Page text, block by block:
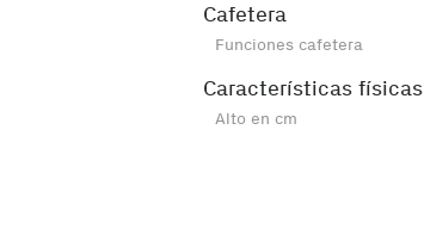
Cafetera
Funciones cafetera
Características físicas
Alto en cm